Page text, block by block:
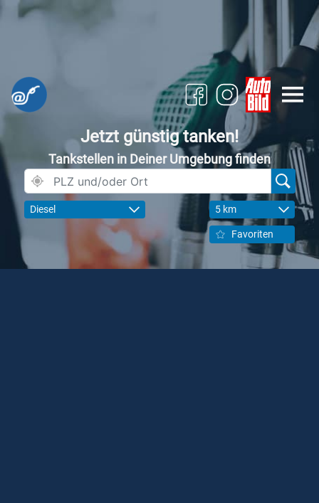
Jetzt günstig tanken!
Tankstellen in Deiner Umgebung finden
Diesel 5 km
Favoriten